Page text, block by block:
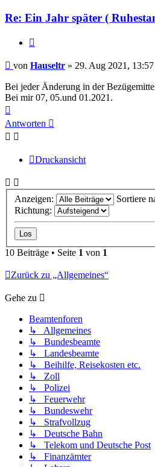
Re: Ein Jahr später (
Beitrag
von Hauseltr » 29. Aug 2021, 13:57
Bei jeder Änderung in der
Bei mir 07, 05.und 01.2021.
oben
Antworten
Druckansicht
Anzeigen:
Sortiere
Richtung:
10 Beiträge • Seite 1 von 1
Zurück zu „Allgemeines“
Gehe zu
Beamtenforen
↳ Allgemeines
↳ Bundesbeamte
↳ Landesbeamte
↳ Beihilfe, Reisekosten etc.
↳ Zoll
↳ Polizei
↳ Feuerwehr
↳ Bundeswehr
↳ Strafvollzug
↳ Deutsche Bahn
↳ Telekom und Deutsche Post
↳ Finanzämter